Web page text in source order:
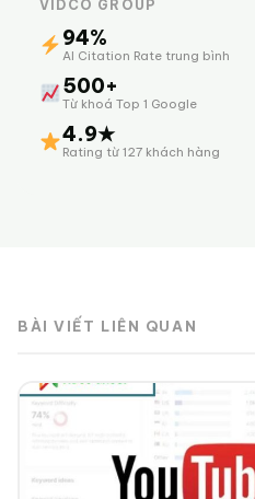
VIDCO GROUP
94%
AI Citation Rate trung bình
500+
Từ khoá Top 1 Google
4.9★
Rating từ 127 khách hàng
BÀI VIẾT LIÊN QUAN